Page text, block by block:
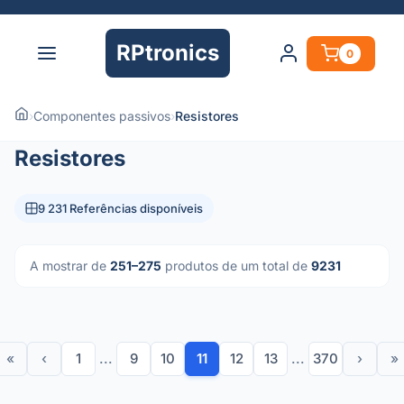
RPtronics 0
›Componentes passivos›Resistores
Resistores
9 231 Referências disponíveis
A mostrar de 251–275 produtos de um total de 9231
« ‹ 1 ... 9 10 11 12 13 ... 370 › »